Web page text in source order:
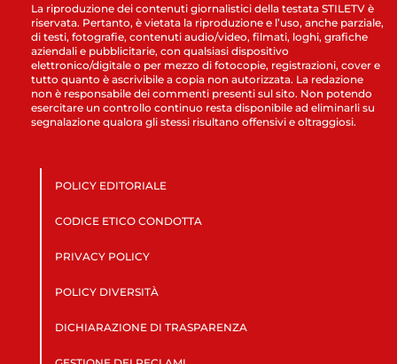
La riproduzione dei contenuti giornalistici della testata STILETV è
riservata. Pertanto, è vietata la riproduzione e l’uso, anche parziale,
di testi, fotografie, contenuti audio/video, filmati, loghi, grafiche
aziendali e pubblicitarie, con qualsiasi dispositivo
elettronico/digitale o per mezzo di fotocopie, registrazioni, cover e
tutto quanto è ascrivibile a copia non autorizzata. La redazione
non è responsabile dei commenti presenti sul sito. Non potendo
esercitare un controllo continuo resta disponibile ad eliminarli su
segnalazione qualora gli stessi risultano offensivi e oltraggiosi.
POLICY EDITORIALE
CODICE ETICO CONDOTTA
PRIVACY POLICY
POLICY DIVERSITÀ
DICHIARAZIONE DI TRASPARENZA